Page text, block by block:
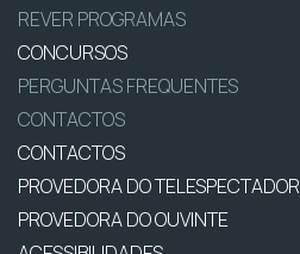
REVER PROGRAMAS
CONCURSOS
PERGUNTAS FREQUENTES
CONTACTOS
CONTACTOS
PROVEDORA DO TELESPECTADOR
PROVEDORA DO OUVINTE